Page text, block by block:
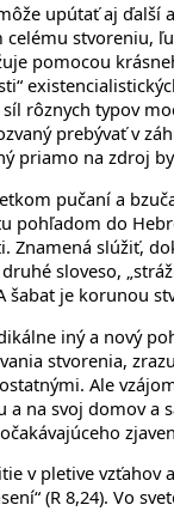
upútať aj
stvoreniu,
pomocou
rôznych typov
prebývať v
priamo na zdroj
pučaní a
pohľadom do
Znamená slúžiť,
sloveso,
šabat je korunou
iný a nový
stvorenia,
Ale
na svoj domov a
v pletive
(R 8,24). Vo